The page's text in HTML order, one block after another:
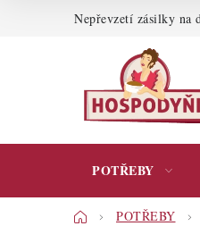
Nepřevzetí zásilky na
POTŘEBY
DomůPOTŘEBY